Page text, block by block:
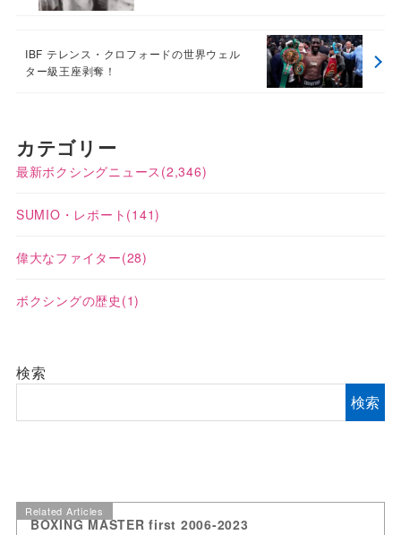
IBF テレンス・クロフォードの世界ウェル
ター級王座剥奪！
カテゴリー
最新ボクシングニュース (2,346)
SUMIO・レポート (141)
偉大なファイター(28)
ボクシングの歴史 (1)
検索
検索
Related Articles
BOXING MASTER first 2006-2023